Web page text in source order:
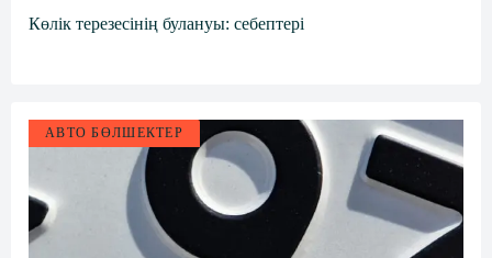
Көлік терезесінің булануы: себептері
АВТО БӨЛШЕКТЕР